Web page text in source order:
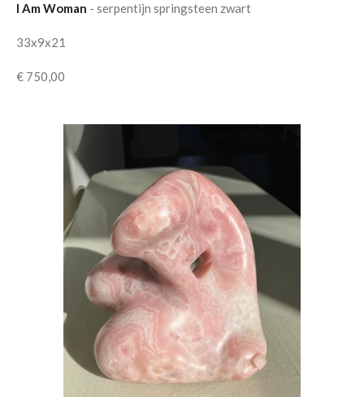
I Am Woman - serpentijn springsteen zwart
33x9x21
€ 750,00